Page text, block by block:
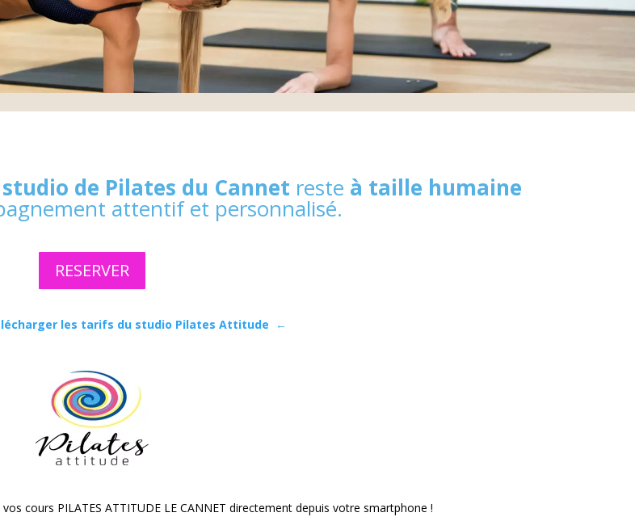
de Pilates du Cannet reste à taille humaine
attentif et personnalisé.
RESERVER
les tarifs du studio Pilates Attitude ←
cours PILATES ATTITUDE LE CANNET directement depuis votre smartphone !